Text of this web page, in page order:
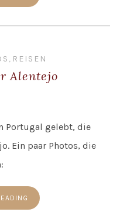
, REISEN
Alentejo
Portugal gelebt, die
Ein paar Photos, die